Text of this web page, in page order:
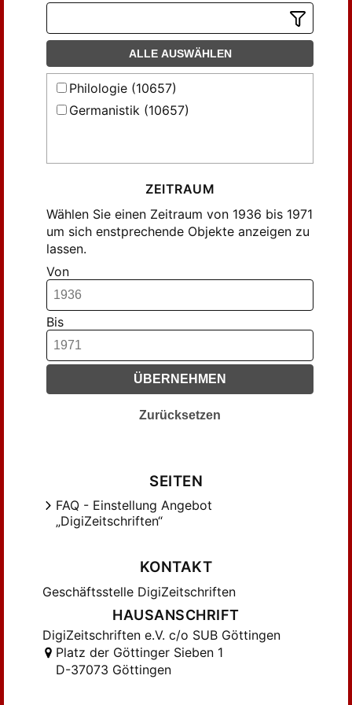
Fähnrich, Hermann (94)
Grumach, Ernst (114)
Göres, Jörn (35)
Görne, Dieter (35)
Götze, Alfred (44)
Hagen, Benno von (52)
Handrick, Willy (55)
Haussherr, Hans (57)
Hecker, Max (140)
Hennig, John (64)
Henning, Hans (31)
Hoffmann, Arthur (47)
Hübner, Arthur (30)
Jahn, Johannes (69)
Jenisch, Erich (31)
Küntzel, Gerhard (34)
Linden, Walther (54)
Matthaei, Rupprecht (246)
Mayer, Gerhart (31)
Mayer, Hans (31)
Mommsen, Momme (65)
ALLE AUSWÄHLEN
Philologie (10657)
Germanistik (10657)
ZEITRAUM
Wählen Sie einen Zeitraum von 1936 bis 1971
um sich enstprechende Objekte anzeigen zu
lassen.
Von
Bis
ÜBERNEHMEN
Zurücksetzen
SEITEN
FAQ - Einstellung Angebot
„DigiZeitschriften“
KONTAKT
Geschäftsstelle DigiZeitschriften
HAUSANSCHRIFT
DigiZeitschriften e.V. c/o SUB Göttingen
Platz der Göttinger Sieben 1
D-37073 Göttingen